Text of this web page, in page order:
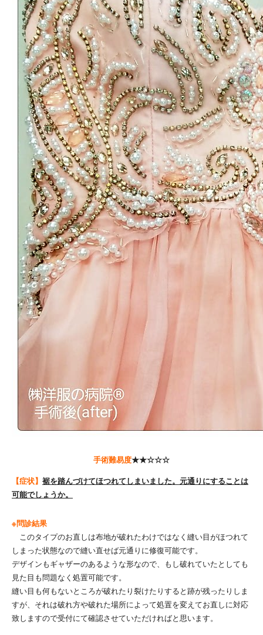
手術難易度★★☆☆☆
【症状】 裾を踏んづけてほつれてしまいました。元通りにすることは
可能でしょうか。
※問診結果
このタイプのお直しは布地が破れたわけではなく縫い目がほつれて
しまった状態なので縫い直せば元通りに修復可能です。
デザインもギャザーのあるような形なので、もし破れていたとしても
見た目も問題なく処置可能です。
縫い目も何もないところが破れたり裂けたりすると跡が残ったりしま
すが、それは破れ方や破れた場所によって処置を変えてお直しに対応
致しますので受付にて確認させていただければと思います。